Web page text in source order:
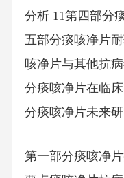
分析 11第四部分
五部分痰咳净片
咳净片与其他抗
分痰咳净片在临
分痰咳净片未来
第一部分痰咳净